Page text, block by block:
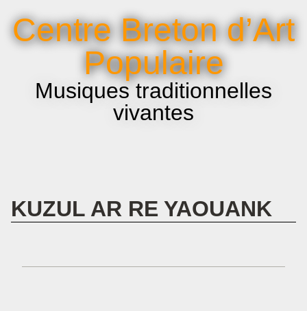
Centre Breton d’Art
Populaire
Musiques traditionnelles
vivantes
Infos pratiques
KUZUL AR RE YAOUANK